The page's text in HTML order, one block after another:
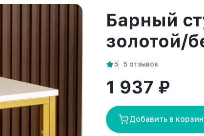
Барный
золотой/
5 5 отзывов
1 937 ₽
Добавить в